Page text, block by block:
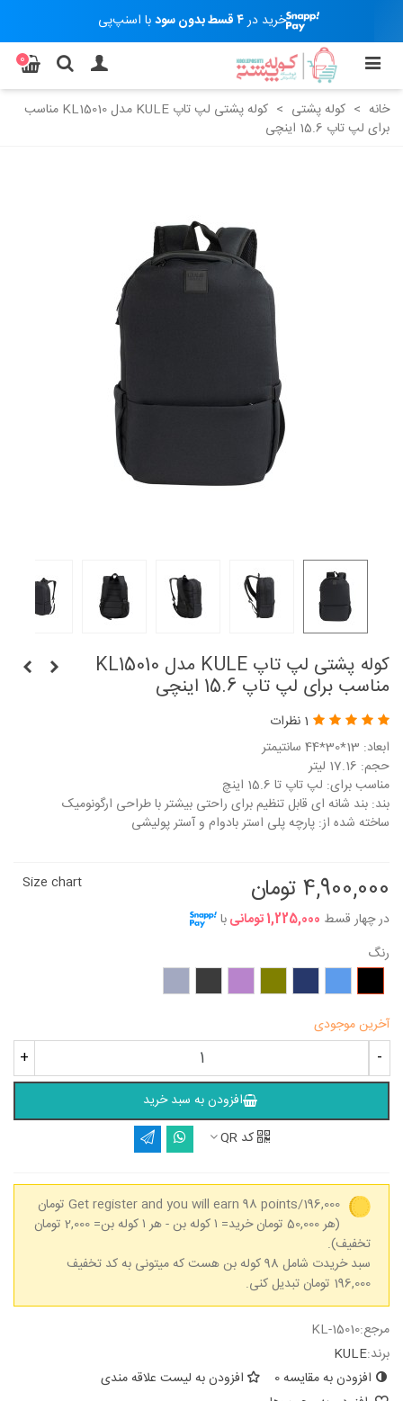
خرید در۴ قسط بدون سود با اسنپ‌پی
0
خانه > کوله پشتی >
کوله پشتی لپ تاپ KULE مدل KL15010 مناسب
برای لپ تاپ 15.6 اینچی
کوله پشتی لپ تاپ KULE مدل KL15010
مناسب برای لپ تاپ 15.6 اینچی
1 نظرات
ابعاد: 13*30*44 سانتیمتر
حجم: 17.16 لیتر
مناسب برای: لپ تاپ تا 15.6 اینچ
بند: بند شانه ای قابل تنظیم برای راحتی بیشتر با طراحی ارگونومیک
ساخته شده از: پارچه پلی استر بادوام و آستر پولیشی
4,900,000 تومان
در چهار قسط 1,225,000 تومانی با
Size chart
رنگ
تیره
روشن
آخرین موجودی
-
+
افزودن به سبد خرید
کد QR
Get register and you will earn 98 points/196,000 تومان
(هر 50,000 تومان خرید= ۱ کوله بن - هر ۱ کوله بن= 2,000 تومان
تخفیف).
سبد خریدت شامل 98 کوله بن هست که میتونی به کد تخفیف
196,000 تومان تبدیل کنی.
مرجع:KL-15010
برند:KULE
افزودن به مقایسه0
افزودن به لیست علاقه مندی